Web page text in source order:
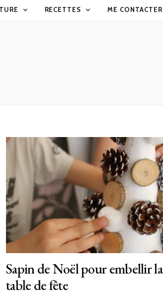
RECETTES ME CONTACTER
Sapin de Noël pour embellir la
table de fête